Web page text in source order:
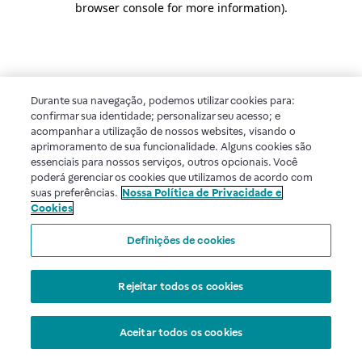
browser console for more information).
Durante sua navegação, podemos utilizar cookies para:
confirmar sua identidade; personalizar seu acesso; e
acompanhar a utilização de nossos websites, visando o
aprimoramento de sua funcionalidade. Alguns cookies são
essenciais para nossos serviços, outros opcionais. Você
poderá gerenciar os cookies que utilizamos de acordo com
suas preferências. Nossa Política de Privacidade e
Cookies
Definições de cookies
Rejeitar todos os cookies
Aceitar todos os cookies